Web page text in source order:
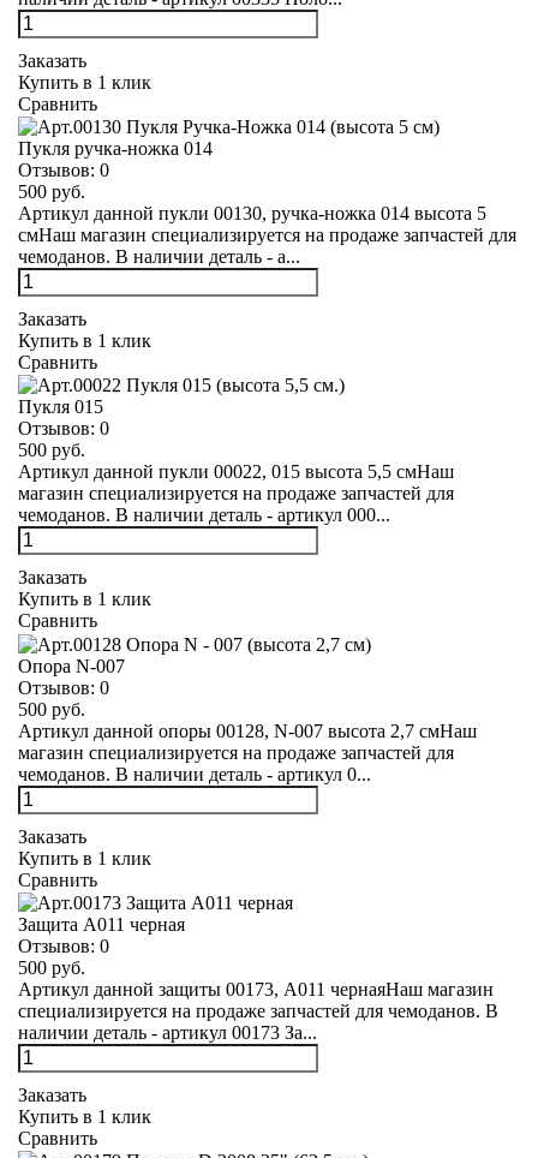
Заказать
Купить в 1 клик
Сравнить
Пукля ручка-ножка 014
Отзывов: 0
500 руб.
Артикул данной пукли 00130, ручка-ножка 014 высота 5
смНаш магазин специализируется на продаже запчастей для
чемоданов. В наличии деталь - а...
Заказать
Купить в 1 клик
Сравнить
Пукля 015
Отзывов: 0
500 руб.
Артикул данной пукли 00022, 015 высота 5,5 смНаш
магазин специализируется на продаже запчастей для
чемоданов. В наличии деталь - артикул 000...
Заказать
Купить в 1 клик
Сравнить
Опора N-007
Отзывов: 0
500 руб.
Артикул данной опоры 00128, N-007 высота 2,7 смНаш
магазин специализируется на продаже запчастей для
чемоданов. В наличии деталь - артикул 0...
Заказать
Купить в 1 клик
Сравнить
Защита А011 черная
Отзывов: 0
500 руб.
Артикул данной защиты 00173, А011 чернаяНаш магазин
специализируется на продаже запчастей для чемоданов. В
наличии деталь - артикул 00173 За...
Заказать
Купить в 1 клик
Сравнить